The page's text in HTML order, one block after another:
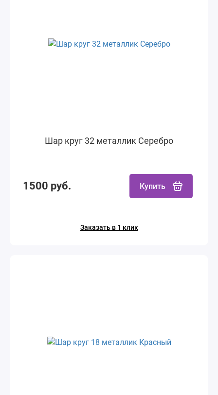
Шар круг 32 металлик Серебро
1500 руб. Купить
Заказать в 1 клик